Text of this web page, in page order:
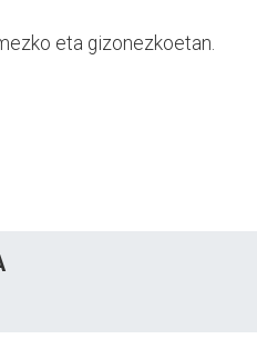
eta gizonezkoetan.